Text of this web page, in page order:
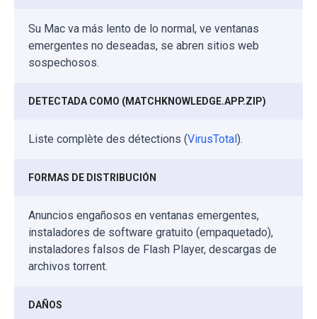
Su Mac va más lento de lo normal, ve ventanas
emergentes no deseadas, se abren sitios web
sospechosos.
DETECTADA COMO (MATCHKNOWLEDGE.APP.ZIP)
Liste complète des détections (VirusTotal ).
FORMAS DE DISTRIBUCIÓN
Anuncios engañosos en ventanas emergentes,
instaladores de software gratuito (empaquetado),
instaladores falsos de Flash Player, descargas de
archivos torrent.
DAÑOS